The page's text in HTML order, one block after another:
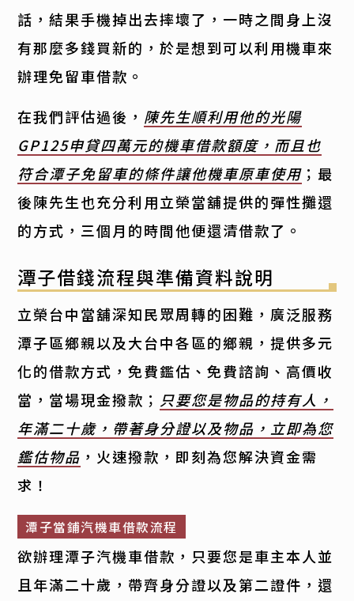
話，結果手機掉出去摔壞了，一時之間身上沒
有那麼多錢買新的，於是想到可以利用機車來
辦理免留車借款。
在我們評估過後， 陳先生順利用他的光陽
GP125申貸四萬元的機車借款額度，而且也
符合潭子免留車的條件讓他機車原車使用 ；最
後陳先生也充分利用立榮當舖提供的彈性攤還
的方式，三個月的時間他便還清借款了。
潭子借錢流程與準備資料說明
立榮台中當舖深知民眾周轉的困難，廣泛服務
潭子區鄉親以及大台中各區的鄉親，提供多元
化的借款方式，免費鑑估、免費諮詢、高價收
當，當場現金撥款； 只要您是物品的持有人，
年滿二十歲，帶著身分證以及物品，立即為您
鑑估物品 ，火速撥款，即刻為您解決資金需
求！
潭子當鋪汽機車借款流程
欲辦理潭子汽機車借款，只要您是車主本人並
且年滿二十歲，帶齊身分證以及第二證件，還